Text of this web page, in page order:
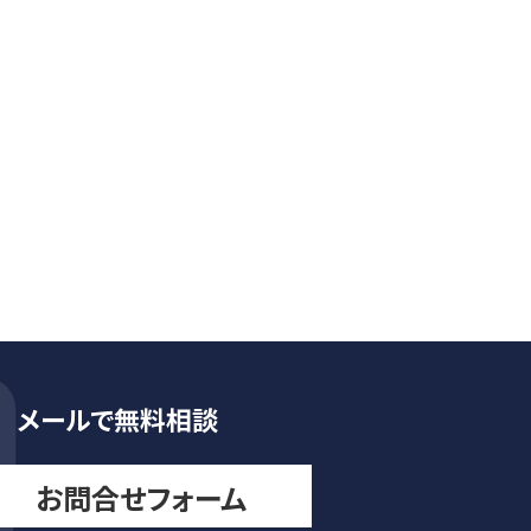
メールで無料相談
お問合せフォーム